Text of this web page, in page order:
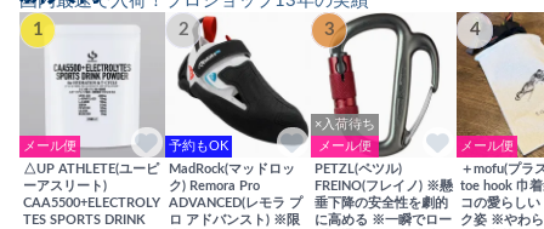
1
メール便
△UP ATHLETE(ユーピ
ーアスリート)
CAA5500+ELECTROLY
TES SPORTS DRINK
2
予約もOK
MadRock(マッドロッ
ク) Remora Pro
ADVANCED(レモラ プ
ロ アドバンスト) ※限
3
×入荷待ち
メール便
PETZL(ペツル)
FREINO(フレイノ) ※懸
垂下降の安全性を劇的
に高める ※一瞬でロー
4
メール便
＋mofu(プラ
toe hook 巾
コの愛らしい
ク姿 ※やわ